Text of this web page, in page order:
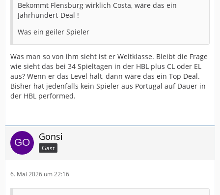
Bekommt Flensburg wirklich Costa, wäre das ein
Jahrhundert-Deal !
Was ein geiler Spieler
Was man so von ihm sieht ist er Weltklasse. Bleibt die Frage
wie sieht das bei 34 Spieltagen in der HBL plus CL oder EL
aus? Wenn er das Level hält, dann wäre das ein Top Deal.
Bisher hat jedenfalls kein Spieler aus Portugal auf Dauer in
der HBL performed.
Gonsi
Gast
6. Mai 2026 um 22:16